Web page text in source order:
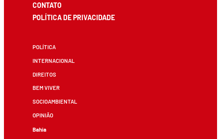
CONTATO
POLÍTICA DE PRIVACIDADE
POLÍTICA
INTERNACIONAL
DIREITOS
BEM VIVER
SOCIOAMBIENTAL
OPINIÃO
Bahia